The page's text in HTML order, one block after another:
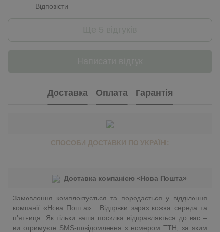
Відповісти
Доставка Оплата Гарантія
СПОСОБИ ДОСТАВКИ ПО УКРАЇНІ:
Доставка компанією «Нова Пошта»
Замовлення комплектується та передається у відділення
компанії «Нова Пошта» . Відпрвки зараз кожна середа та
п'ятниця. Як тільки ваша посилка відправляється до вас –
ви отримуєте SMS-повідомлення з номером ТТН, за яким